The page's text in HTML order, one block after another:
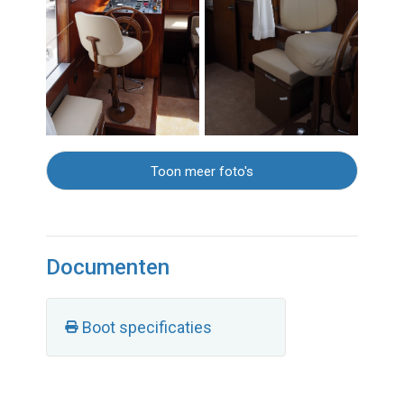
Toon meer foto's
Documenten
Boot specificaties